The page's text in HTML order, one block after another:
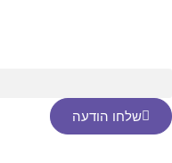
שלחו הודעה